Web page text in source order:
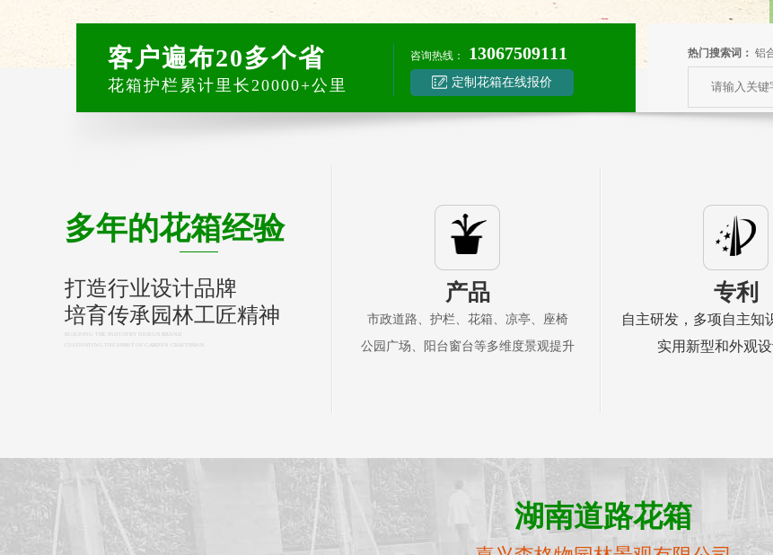
客户遍布20多个省
花箱护栏累计里长20000+公里
咨询热线： 13067509111
定制花箱在线报价
热门搜索词： 铝
多年的花箱经验
打造行业设计品牌
培育传承园林工匠精神
BUILDING THE INDUSTRY DESIGN BRAND
CULTIVATING THE SPIRIT OF GARDEN CRAFTSMAN
产品
市政道路、护栏、花箱、凉亭、座椅
公园广场、阳台窗台等多维度景观提升
专利
自主研发，多项自主知
实用新型和外观设
湖南道路花箱